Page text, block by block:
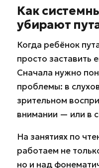
Как
убирают
Когда ребёнок
просто заставить
Сначала нужно
проблемы: в
зрительном
внимании — или в
На занятиях по
работаем не
но и над